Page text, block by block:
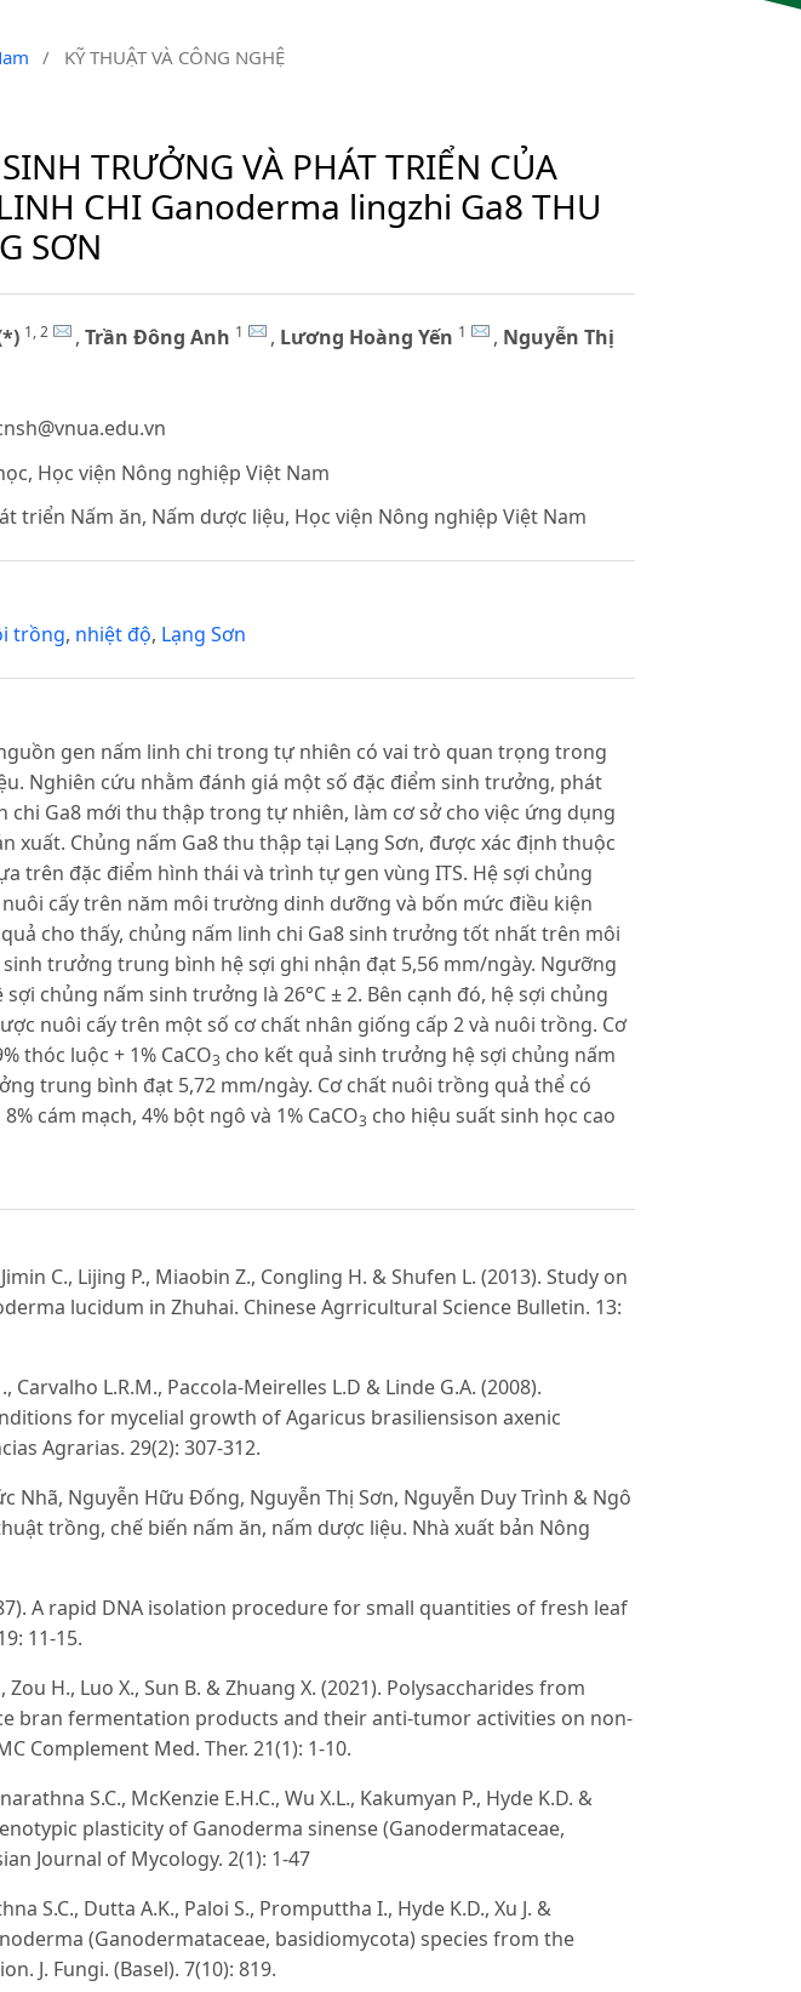
/ KỸ THUẬT VÀ CÔNG NGHỆ
TRƯỞNG VÀ PHÁT TRIỂN CỦA
CHI Ganoderma lingzhi Ga8 THU
SƠN
1, 2 ,Trần Đông Anh 1 , Lương Hoàng Yến 1 , Nguyễn Thị
Học viện Nông nghiệp Việt Nam
triển Nấm ăn, Nấm dược liệu, Học viện Nông nghiệp Việt Nam
trồng, nhiệt độ, Lạng Sơn
gen nấm linh chi trong tự nhiên có vai trò quan trọng trong
Nghiên cứu nhằm đánh giá một số đặc điểm sinh trưởng, phát
chi Ga8 mới thu thập trong tự nhiên, làm cơ sở cho việc ứng dụng
xuất. Chủng nấm Ga8 thu thập tại Lạng Sơn, được xác định thuộc
trên đặc điểm hình thái và trình tự gen vùng ITS. Hệ sợi chủng
nuôi cấy trên năm môi trường dinh dưỡng và bốn mức điều kiện
cho thấy, chủng nấm linh chi Ga8 sinh trưởng tốt nhất trên môi
trưởng trung bình hệ sợi ghi nhận đạt 5,56 mm/ngày. Ngưỡng
chủng nấm sinh trưởng là 26°C ± 2. Bên cạnh đó, hệ sợi chủng
nuôi cấy trên một số cơ chất nhân giống cấp 2 và nuôi trồng. Cơ
thóc luộc + 1% CaCO3 cho kết quả sinh trưởng hệ sợi chủng nấm
trung bình đạt 5,72 mm/ngày. Cơ chất nuôi trồng quả thể có
cám mạch, 4% bột ngô và 1% CaCO3 cho hiệu suất sinh học cao
C., Lijing P., Miaobin Z., Congling H. & Shufen L. (2013). Study on
lucidum in Zhuhai. Chinese Agrricultural Science Bulletin. 13:
Carvalho L.R.M., Paccola-Meirelles L.D & Linde G.A. (2008).
for mycelial growth of Agaricus brasiliensison axenic
Agrarias. 29(2): 307-312.
Nhã, Nguyễn Hữu Đống, Nguyễn Thị Sơn, Nguyễn Duy Trình & Ngô
trồng, chế biến nấm ăn, nấm dược liệu. Nhà xuất bản Nông
A rapid DNA isolation procedure for small quantities of fresh leaf
11-15.
Zou H., Luo X., Sun B. & Zhuang X. (2021). Polysaccharides from
bran fermentation products and their anti-tumor activities on non-
Complement Med. Ther. 21(1): 1-10.
S.C., McKenzie E.H.C., Wu X.L., Kakumyan P., Hyde K.D. &
plasticity of Ganoderma sinense (Ganodermataceae,
Journal of Mycology. 2(1): 1-47
S.C., Dutta A.K., Paloi S., Promputtha I., Hyde K.D., Xu J. &
(Ganodermataceae, basidiomycota) species from the
J. Fungi. (Basel). 7(10): 819.